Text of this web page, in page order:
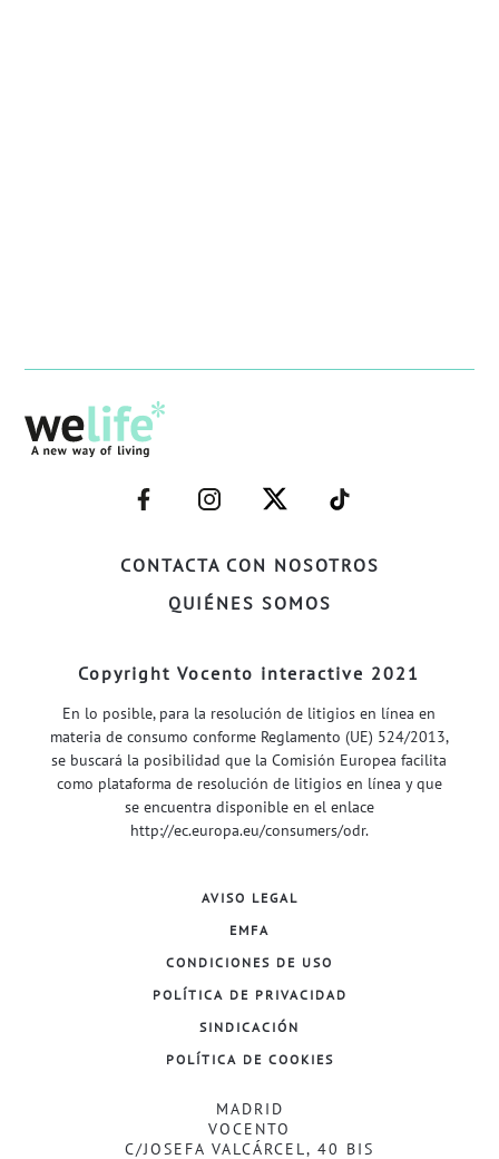
CONTACTA CON NOSOTROS
QUIÉNES SOMOS
–
FACEBOOK–
–
INSTAGRAM–
–
TWITTER–
–
WELIFE–
Copyright Vocento interactive 2021
En lo posible, para la resolución de litigios en línea en
materia de consumo conforme Reglamento (UE) 524/2013,
se buscará la posibilidad que la Comisión Europea facilita
como plataforma de resolución de litigios en línea y que
se encuentra disponible en el enlace
http://ec.europa.eu/consumers/odr.
AVISO LEGAL
EMFA
CONDICIONES DE USO
POLÍTICA DE PRIVACIDAD
SINDICACIÓN
POLÍTICA DE COOKIES
MADRID
VOCENTO
C/JOSEFA VALCÁRCEL, 40 BIS